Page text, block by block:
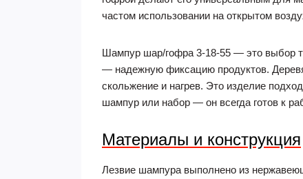
частом использовании на открытом
Шампур шар/гофра 3-18-55 — это выбор
— надежную фиксацию продуктов.
скольжение и нагрев. Это изделие
шампур или набор — он всегда готов к
Материалы и конструкция
Лезвие шампура выполнено из